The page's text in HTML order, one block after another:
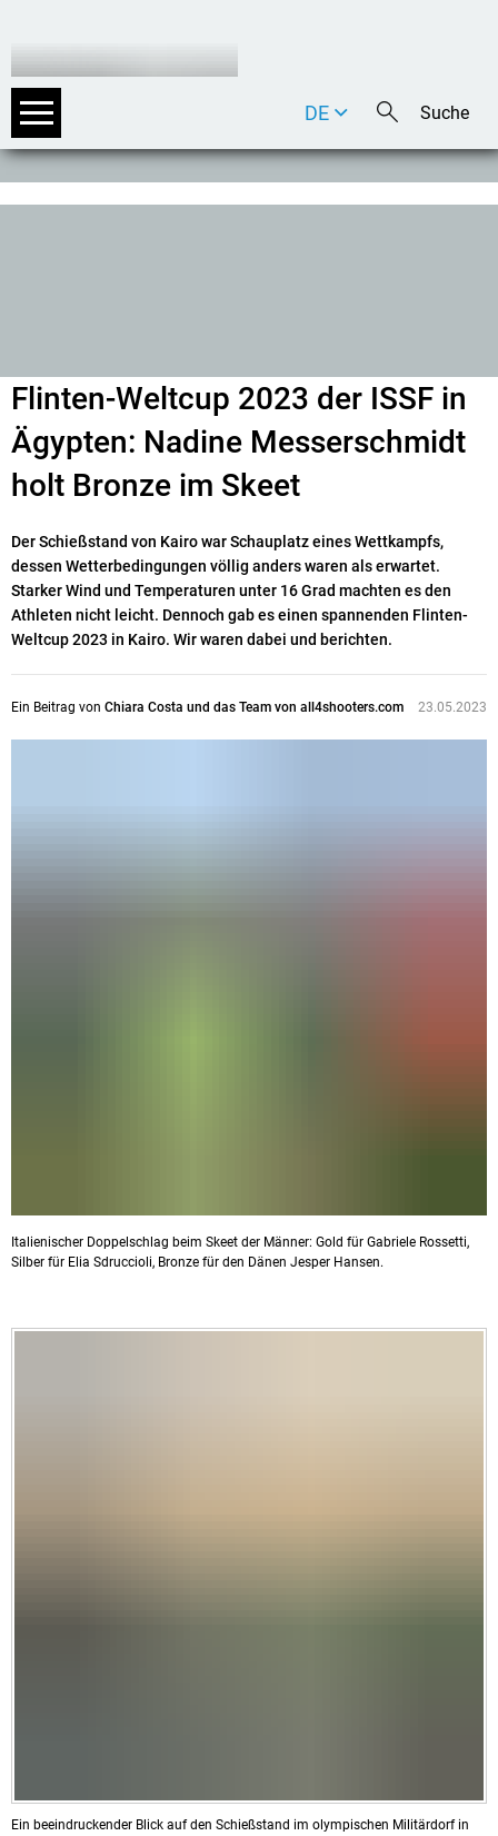
DE
EN
Flinten-Weltcup 2023 der ISSF in
Ägypten: Nadine Messerschmidt
holt Bronze im Skeet
Der Schießstand von Kairo war Schauplatz eines Wettkampfs,
dessen Wetterbedingungen völlig anders waren als erwartet.
Starker Wind und Temperaturen unter 16 Grad machten es den
Athleten nicht leicht. Dennoch gab es einen spannenden Flinten-
Weltcup 2023 in Kairo. Wir waren dabei und berichten.
Ein Beitrag von Chiara Costa und das Team von all4shooters.com 23.05.2023
Italienischer Doppelschlag beim Skeet der Männer: Gold für Gabriele Rossetti,
Silber für Elia Sdruccioli, Bronze für den Dänen Jesper Hansen.
Ein beeindruckender Blick auf den Schießstand im olympischen Militärdorf in